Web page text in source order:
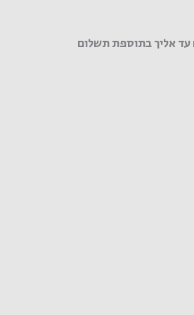
אליך בתוספת תשלום